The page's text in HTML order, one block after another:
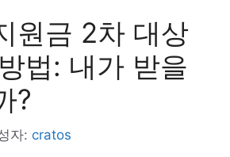
원금 2차 대상
법: 내가 받을
?
자: cratos